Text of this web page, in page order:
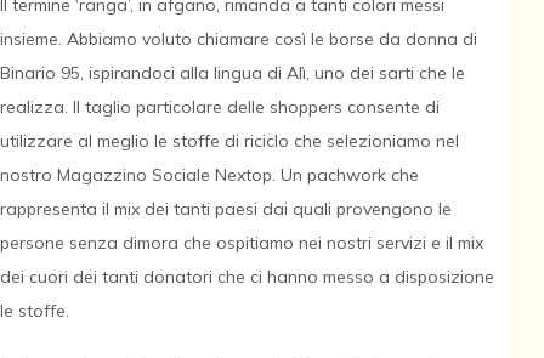
Il termine ‘ranga’, in afgano, rimanda a tanti colori messi
insieme. Abbiamo voluto chiamare così le borse da donna di
Binario 95, ispirandoci alla lingua di Alì, uno dei sarti che le
realizza. Il taglio particolare delle shoppers consente di
utilizzare al meglio le stoffe di riciclo che selezioniamo nel
nostro Magazzino Sociale Nextop. Un pachwork che
rappresenta il mix dei tanti paesi dai quali provengono le
persone senza dimora che ospitiamo nei nostri servizi e il mix
dei cuori dei tanti donatori che ci hanno messo a disposizione
le stoffe.